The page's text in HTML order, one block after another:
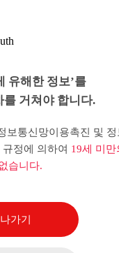
유해한 정보’를
거쳐야 합니다.
보통신망이용촉진 및 정
정에 의하여 19세 미만
습니다.
가기